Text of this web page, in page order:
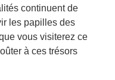
continuent de
les papilles des
vous visiterez ce
à ces trésors